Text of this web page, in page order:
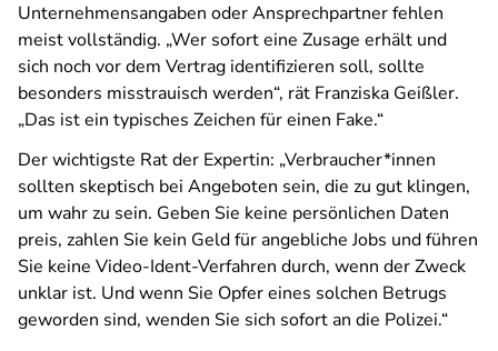
Unternehmensangaben oder Ansprechpartner fehlen
meist vollständig. „Wer sofort eine Zusage erhält und
sich noch vor dem Vertrag identifizieren soll, sollte
besonders misstrauisch werden“, rät Franziska Geißler.
„Das ist ein typisches Zeichen für einen Fake.“
Der wichtigste Rat der Expertin: „Verbraucher*innen
sollten skeptisch bei Angeboten sein, die zu gut klingen,
um wahr zu sein. Geben Sie keine persönlichen Daten
preis, zahlen Sie kein Geld für angebliche Jobs und führen
Sie keine Video-Ident-Verfahren durch, wenn der Zweck
unklar ist. Und wenn Sie Opfer eines solchen Betrugs
geworden sind, wenden Sie sich sofort an die Polizei.“